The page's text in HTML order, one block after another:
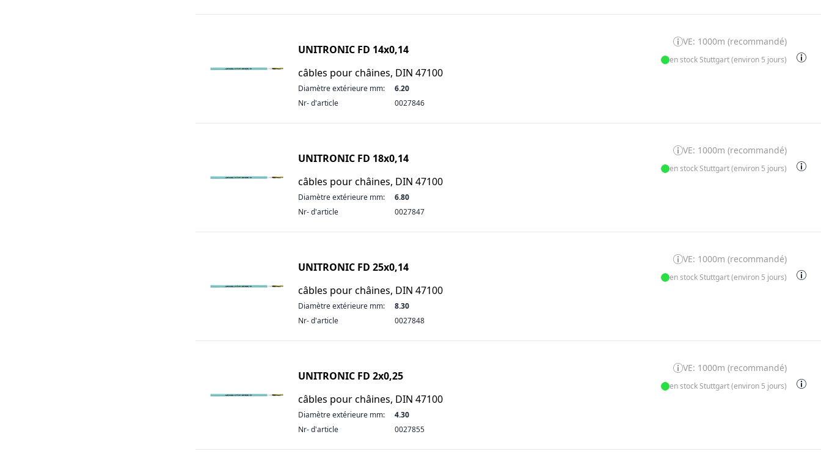
UNITRONIC FD 14x0,14
câbles pour châines, DIN 47100
Diamètre extérieure mm:
6.20
Nr- d'article
0027846
VE: 1000m (recommandé)
en stock Stuttgart (environ 5 jours)
UNITRONIC FD 18x0,14
câbles pour châines, DIN 47100
Diamètre extérieure mm:
6.80
Nr- d'article
0027847
VE: 1000m (recommandé)
en stock Stuttgart (environ 5 jours)
UNITRONIC FD 25x0,14
câbles pour châines, DIN 47100
Diamètre extérieure mm:
8.30
Nr- d'article
0027848
VE: 1000m (recommandé)
en stock Stuttgart (environ 5 jours)
UNITRONIC FD 2x0,25
câbles pour châines, DIN 47100
Diamètre extérieure mm:
4.30
Nr- d'article
0027855
VE: 1000m (recommandé)
en stock Stuttgart (environ 5 jours)